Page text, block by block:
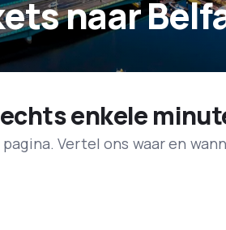
naar
enkele
Vertel ons waar en